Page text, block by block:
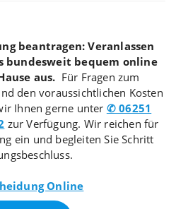
beantragen: Veranlassen
bundesweit bequem online
aus. Für Fragen zum
den voraussichtlichen Kosten
Ihnen gerne unter ✆ 06251
zur Verfügung. Wir reichen für
ein und begleiten Sie Schritt
Online